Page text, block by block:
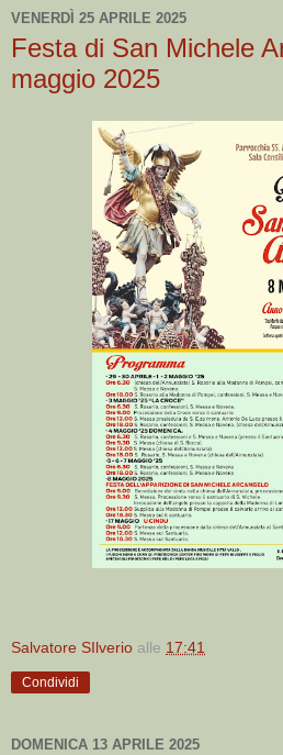
VENERDÌ 25 APRILE 2025
Festa di San Michele
maggio 2025
Salvatore SIlverio alle 17:41
Condividi
DOMENICA 13 APRILE 2025